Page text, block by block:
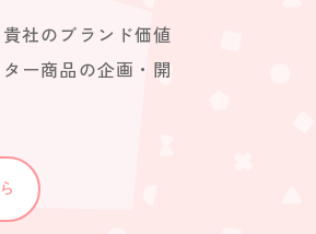
社のブランド価値
ー商品の企画・開